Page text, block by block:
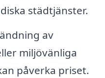
städtjänster.
av
miljövänliga
påverka priset.